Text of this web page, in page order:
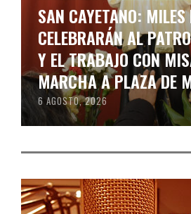
SAN CAYETANO: MILES
CELEBRARÁN AL
Y EL TRABAJO CON
MARCHA A PLAZA DE
6 AGOSTO, 2026